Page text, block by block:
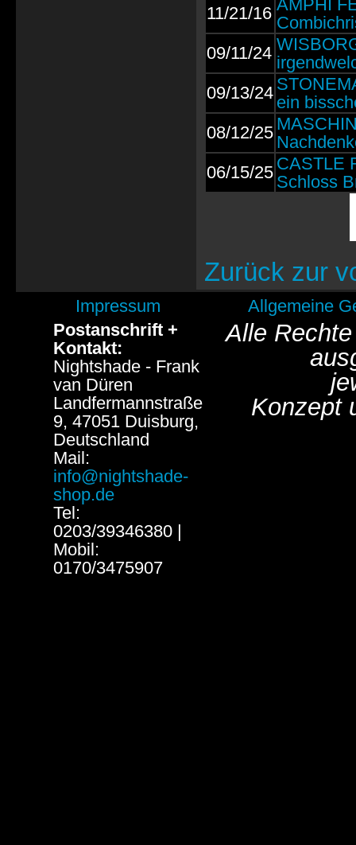
11/21/16 AMPHI
09/11/24
09/13/24 ein
08/12/25
06/15/25 CASTLE
Schloss
Zurück zur
Impressum
Allgemeine
Postanschrift +
Kontakt:
Nightshade - Frank
van Düren
Landfermannstraße
9, 47051 Duisburg,
Deutschland
Mail:
info@nightshade-
shop.de
Tel:
0203/39346380 |
Mobil:
0170/3475907
Alle
Konzept